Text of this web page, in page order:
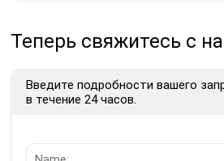
Теперь свяжитесь с
Введите подробности вашего
в течение 24 часов.